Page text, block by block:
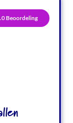
Beoordeling